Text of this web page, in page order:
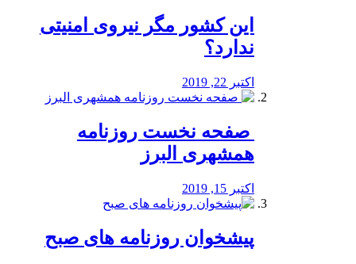
این کشور مگر نیروی امنیتی
ندارد؟
اکتبر 22, 2019
️ صفحه نخست روزنامه‌
همشهری البرز
اکتبر 15, 2019
پیشخوان روزنامه های صبح